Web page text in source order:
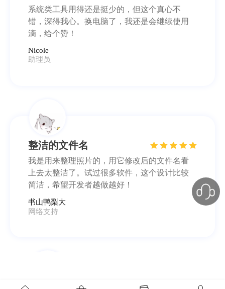
系统类工具用得还是挺少的，但这个真心不
错，深得我心。换电脑了，我还是会继续使用
滴，给个赞！
Nicole
助理员
整洁的文件名
我是用来整理照片的，用它修改后的文件名看
上去太整洁了。试过很多软件，这个设计比较
简洁，希望开发者越做越好！
书山鸭梨大
网络支持